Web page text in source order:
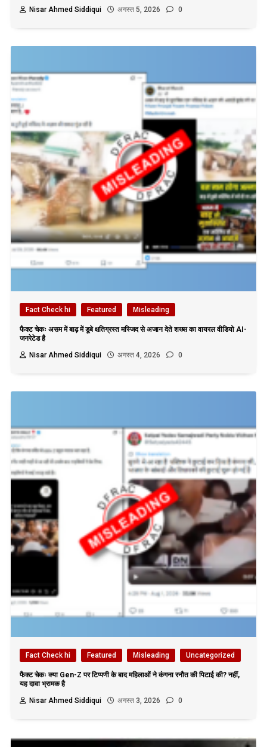
Nisar Ahmed Siddiqui अगस्त 5, 2026 0
Fact Check hi Featured Misleading
फैक्ट चेकः असम में बाढ़ में डूबे क्षतिग्रस्त मस्जिद से अजान देते शख्स का वायरल वीडियो AI-
जनरेटेड है
Nisar Ahmed Siddiqui
अगस्त 4, 2026 0
Fact Check hi Featured Misleading Uncategorized
फैक्ट चेकः क्या Gen-Z पर टिप्पणी के बाद महिलाओं ने कंगना रनौत की पिटाई की? नहीं,
यह दावा भ्रामक है
Nisar Ahmed Siddiqui
अगस्त 3, 2026 0